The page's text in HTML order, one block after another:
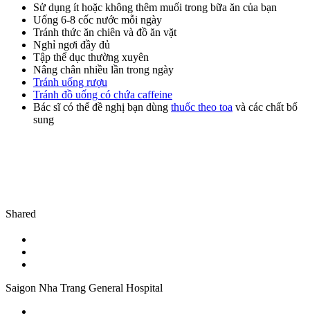
Sử dụng ít hoặc không thêm muối trong bữa ăn của bạn
Uống 6-8 cốc nước mỗi ngày
Tránh thức ăn chiên và đồ ăn vặt
Nghỉ ngơi đầy đủ
Tập thể dục thường xuyên
Nâng chân nhiều lần trong ngày
Tránh uống rượu
Tránh đồ uống có chứa caffeine
Bác sĩ có thể đề nghị bạn dùng thuốc theo toa và các chất bổ
sung
Shared
Saigon Nha Trang General Hospital